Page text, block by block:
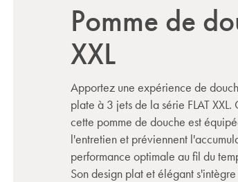
Pomme de
XXL
Apportez une expérience de
plate à 3 jets de la série FLAT
cette pomme de douche est
l'entretien et préviennent
performance optimale au fil du
Son design plat et élégant